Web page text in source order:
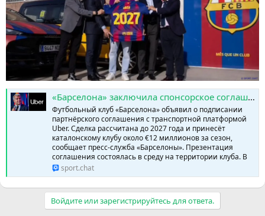
«Барселона» заключила спонсорское соглашение с Uber на €12 млн в год » SPORTCHAT - Новости спорта | Футбол | Онлайн трансляции | Чат | Результаты матчей | Спорт | Прогнозы на спорт
Футбольный клуб «Барселона» объявил о подписании
партнёрского соглашения с транспортной платформой
Uber. Сделка рассчитана до 2027 года и принесёт
каталонскому клубу около €12 миллионов за сезон,
сообщает пресс-служба «Барселоны». Презентация
соглашения состоялась в среду на территории клуба. В
sport.chat
Войдите или зарегистрируйтесь для ответа.